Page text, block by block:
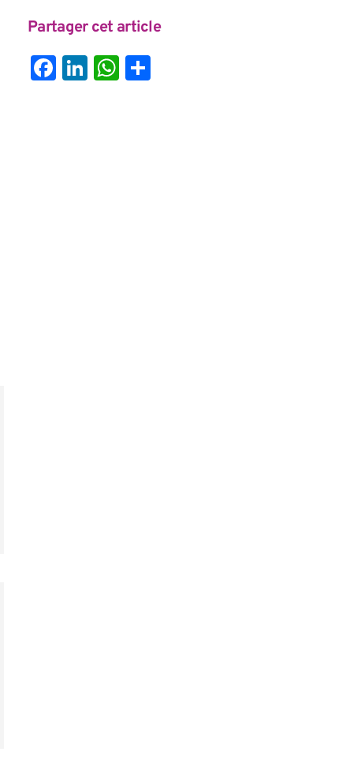
Partager cet article
Facebook
LinkedIn
WhatsApp